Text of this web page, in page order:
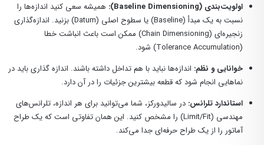
اولویت‌بندی (Baseline Dimensioning):
همیشه سعی کنید اندازه‌ها را
نسبت به یک مبدأ (Baseline) یا سطوح اصلی (Datum) بزنید. اندازه‌گذاری
زنجیره‌ای (Chain Dimensioning) ممکن است باعث انباشت خطا
(Tolerance Accumulation) شود.
خوانایی و نظم: اندازه‌ها نباید با هم تداخل داشته باشند. اندازه گذاری باید در
نماهایی انجام شود که قطعه بیشترین جزئیات را در آن دارد.
استاندارد تلرانس: در سالیدورکز، شما می‌توانید برای هر اندازه، تلرانس‌های
مهندسی (Limit/Fit) را مشخص کنید. این همان تفاوتی است که یک طراح
آماتور را از یک طراح حرفه‌ای جدا می‌کند.